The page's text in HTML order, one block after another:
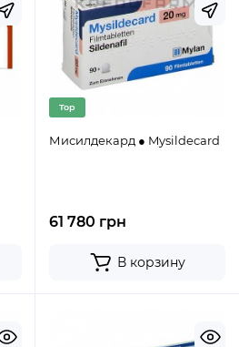
Top
Мисилдекард ● Mysildecard
61 780 грн
В корзину